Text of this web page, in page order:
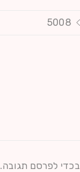
5008
בכדי לפרסם תגובה.